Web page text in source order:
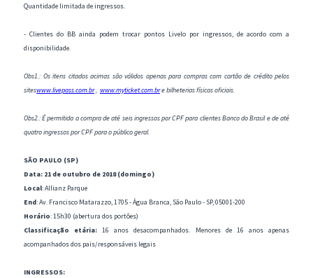
Quantidade limitada de ingressos.
- Clientes do BB ainda podem trocar pontos Livelo por ingressos, de acordo com a
disponibilidade.
Obs1.: Os itens citados acimas são válidos apenas para compras com cartão de crédito pelos
siteswww.livepass.com.br, www.myticket.com.bre bilheterias físicas oficiais.
Obs2.: É permitida a compra de até seis ingressos por CPF para clientes Banco do Brasil e de até
quatro ingressos por CPF para o público geral.
SÃO PAULO (SP)
Data: 21 de outubro de 2018 (domingo)
Local: Allianz Parque
End: Av. Francisco Matarazzo, 1705 - Água Branca, São Paulo - SP, 05001-200
Horário: 15h30 (abertura dos portões)
Classificação etária: 16 anos desacompanhados. Menores de 16 anos apenas
acompanhados dos pais/responsáveis legais
INGRESSOS: